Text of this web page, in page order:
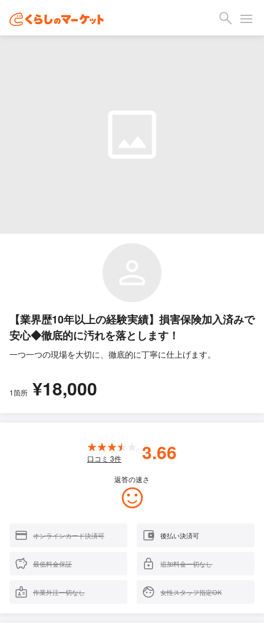
【業界歴10年以上の経験実績】損害保険加入済みで
安心◆徹底的に汚れを落とします！
一つ一つの現場を大切に、徹底的に丁寧に仕上げます。
1箇所 ¥18,000
口コミ 3件 3.66
返答の速さ
オンラインカード決済可 後払い決済可
最低料金保証 追加料金一切なし
作業外注一切なし 女性スタッフ指定OK